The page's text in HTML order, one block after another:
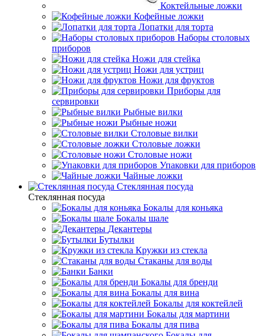
Коктейльные ложки
Кофейные ложки
Лопатки для торта
Наборы столовых
приборов
Ножи для стейка
Ножи для устриц
Ножи для фруктов
Приборы для
сервировки
Рыбные вилки
Рыбные ножи
Столовые вилки
Столовые ложки
Столовые ножи
Упаковки для приборов
Чайные ложки
Стеклянная посуда
Стеклянная посуда
Бокалы для коньяка
Бокалы шале
Декантеры
Бутылки
Кружки из стекла
Стаканы для воды
Банки
Бокалы для бренди
Бокалы для вина
Бокалы для коктейлей
Бокалы для мартини
Бокалы для пива